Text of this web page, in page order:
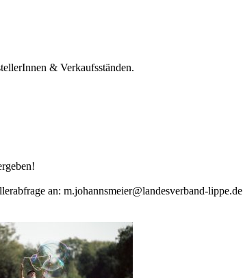
& Verkaufsständen.
an: m.johannsmeier@landesverband-lippe.de